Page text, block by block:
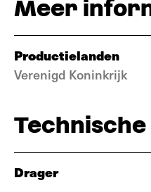
Meer
Productielanden
Verenigd Koninkrijk
Drager